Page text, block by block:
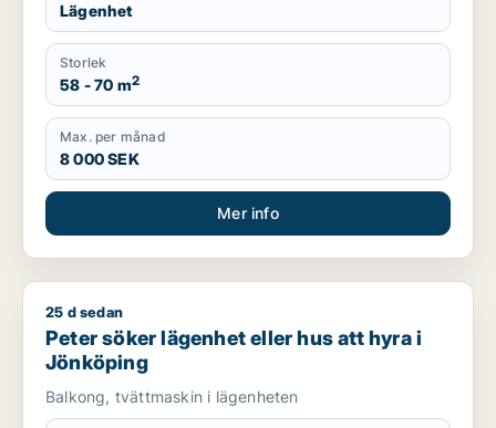
Lägenhet
Storlek
58 - 70 m2
Max. per månad
8 000 SEK
Mer info
Peter söker lägenhet eller hus att hyra i Jönköping
25 d sedan
Peter söker lägenhet eller hus att hyra i
Jönköping
Balkong, tvättmaskin i lägenheten